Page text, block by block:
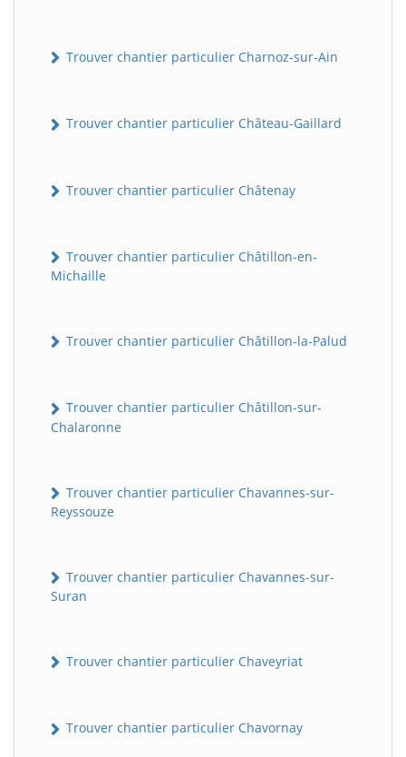
Trouver chantier particulier Charnoz-sur-Ain
Trouver chantier particulier Château-Gaillard
Trouver chantier particulier Châtenay
Trouver chantier particulier Châtillon-en-
Michaille
Trouver chantier particulier Châtillon-la-Palud
Trouver chantier particulier Châtillon-sur-
Chalaronne
Trouver chantier particulier Chavannes-sur-
Reyssouze
Trouver chantier particulier Chavannes-sur-
Suran
Trouver chantier particulier Chaveyriat
Trouver chantier particulier Chavornay